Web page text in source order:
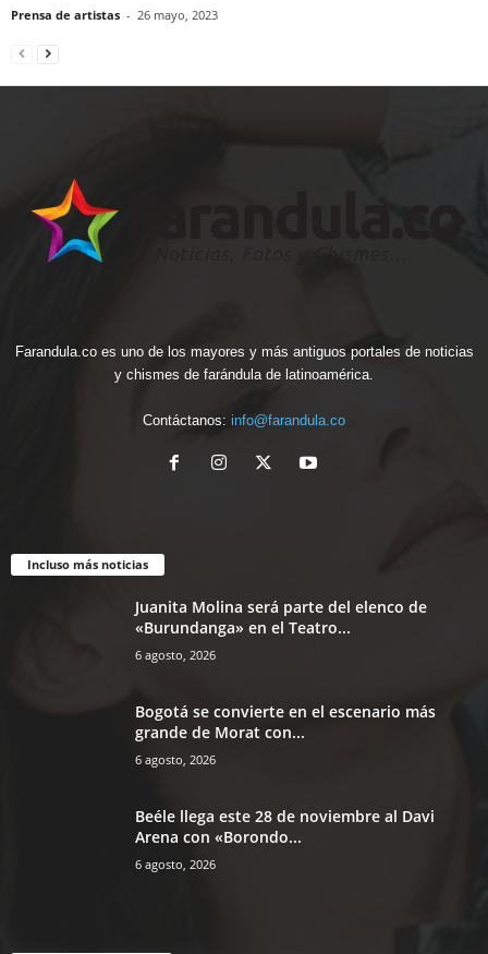
Prensa de artistas - 26 mayo, 2023
Farandula.co es uno de los mayores y más antiguos portales de noticias
y chismes de farándula de latinoamérica.
Contáctanos: info@farandula.co
Incluso más noticias
Juanita Molina será parte del elenco de
«Burundanga» en el Teatro...
6 agosto, 2026
Bogotá se convierte en el escenario más
grande de Morat con...
6 agosto, 2026
Beéle llega este 28 de noviembre al Davi
Arena con «Borondo...
6 agosto, 2026